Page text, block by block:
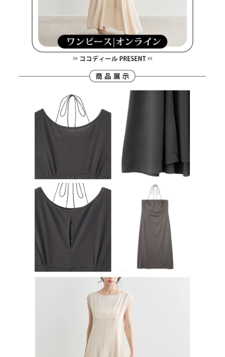
５．嚴禁一人註冊多個帳號或使用他人資訊註冊。若發現惡意使用之情形，
恩沛科技股份有限公司將有權停止該用戶之使用額度並採取法律行動。